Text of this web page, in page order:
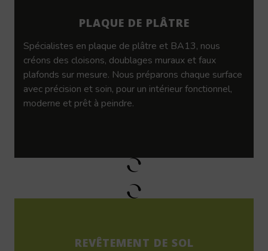
PLAQUE DE PLÂTRE
Spécialistes en plaque de plâtre et BA13, nous
créons des cloisons, doublages muraux et faux
plafonds sur mesure. Nous préparons chaque surface
avec précision et soin, pour un intérieur fonctionnel,
moderne et prêt à peindre.
REVÊTEMENT DE SOL